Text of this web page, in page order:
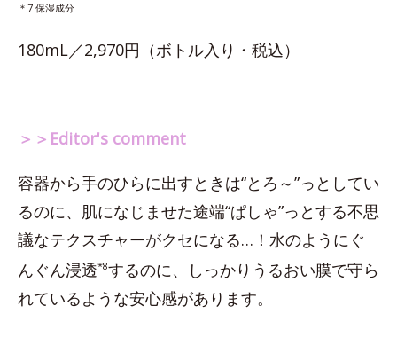
＊7 保湿成分
180mL／2,970円（ボトル入り・税込）
＞＞Editor's comment
容器から手のひらに出すときは“とろ～”っとしてい
るのに、肌になじませた途端“ぱしゃ”っとする不思
議なテクスチャーがクセになる…！水のようにぐ
んぐん浸透*8するのに、しっかりうるおい膜で守ら
れているような安心感があります。